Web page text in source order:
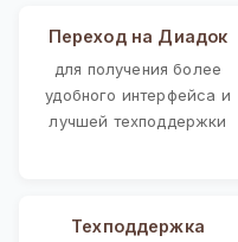
Переход на Диадок
для получения более
удобного интерфейса и
лучшей техподдержки
Техподдержка